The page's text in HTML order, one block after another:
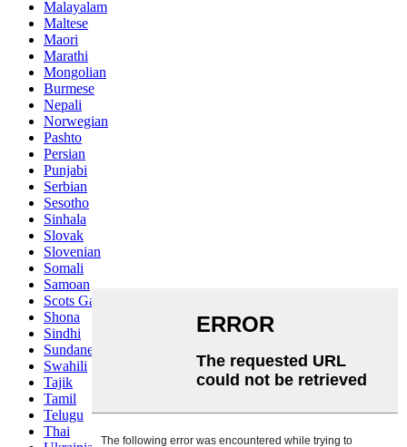
Malayalam
Maltese
Maori
Marathi
Mongolian
Burmese
Nepali
Norwegian
Pashto
Persian
Punjabi
Serbian
Sesotho
Sinhala
Slovak
Slovenian
Somali
Samoan
Scots Gaelic
Shona
Sindhi
Sundanese
Swahili
Tajik
Tamil
Telugu
Thai